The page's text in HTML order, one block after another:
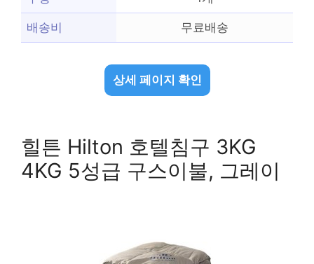
배송비 무료배송
상세 페이지 확인
힐튼 Hilton 호텔침구 3KG
4KG 5성급 구스이불, 그레이